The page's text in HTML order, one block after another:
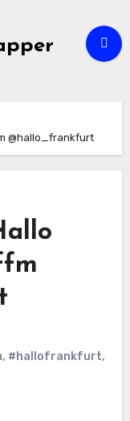
@hallo_frankfurt
, #hallofrankfurt,